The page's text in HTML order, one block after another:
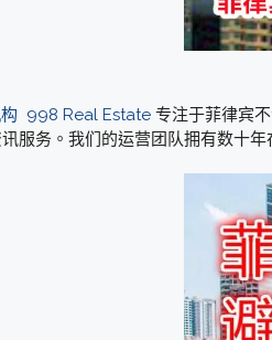
998 Real Estate专注于菲律宾
服务。我们的运营团队拥有数十